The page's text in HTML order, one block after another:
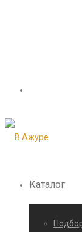
Каталог